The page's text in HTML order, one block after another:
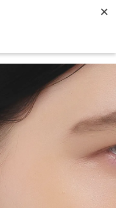
是空的。